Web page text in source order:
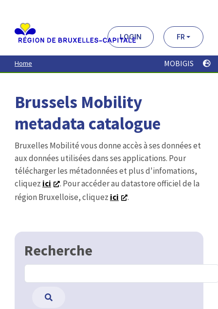
contenu
principal
LOGIN FR
Home MOBIGIS
Brussels Mobility
metadata catalogue
Bruxelles Mobilité vous donne accès à ses données et
aux données utilisées dans ses applications. Pour
télécharger les métadonnées et plus d'infomations,
cliquez ici
. Pour accéder au datastore officiel de la
région Bruxelloise, cliquez ici .
Recherche